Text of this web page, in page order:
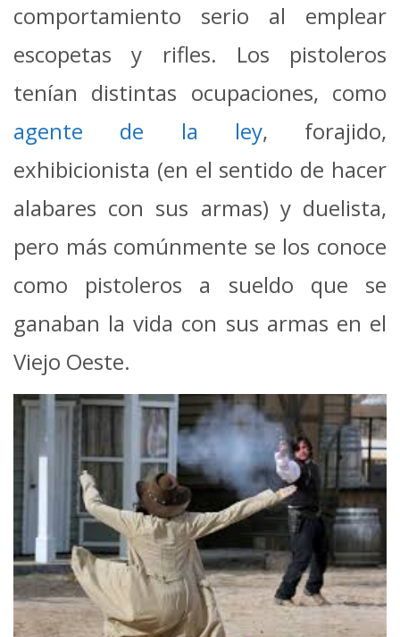
comportamiento serio al emplear
escopetas y rifles. Los pistoleros
tenían distintas ocupaciones, como
agente de la ley, forajido,
exhibicionista (en el sentido de hacer
alabares con sus armas) y duelista,
pero más comúnmente se los conoce
como pistoleros a sueldo que se
ganaban la vida con sus armas en el
Viejo Oeste.